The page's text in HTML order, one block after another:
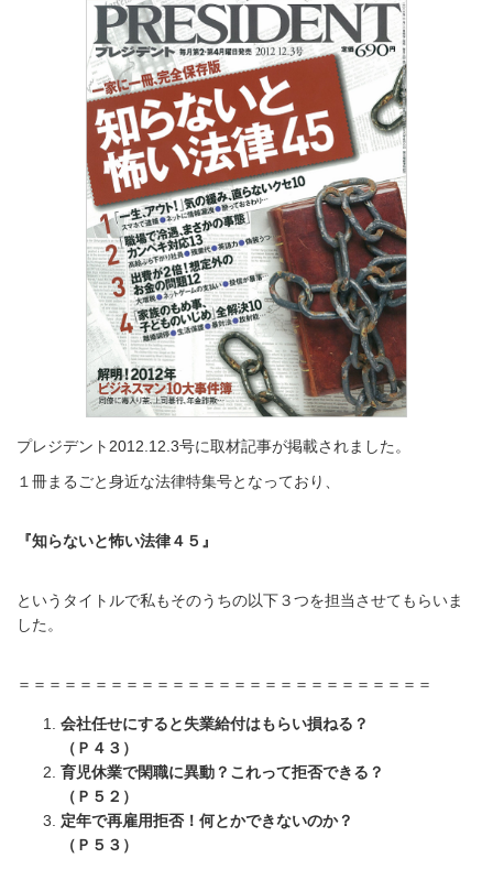
プレジデント2012.12.3号に取材記事が掲載されました。
１冊まるごと身近な法律特集号となっており、
『知らないと怖い法律４５ 』
というタイトルで私もそのうちの以下３つを担当させてもらいま
した。
＝＝＝＝＝＝＝＝＝＝＝＝＝＝＝＝＝＝＝＝＝＝＝＝＝＝＝
会社任せにすると失業給付はもらい損ねる？
（Ｐ４３）
育児休業で閑職に異動？これって拒否できる？
（Ｐ５２）
定年で再雇用拒否！何とかできないのか？
（Ｐ５３）